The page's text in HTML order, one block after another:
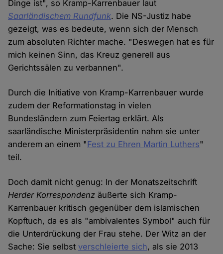
Dinge ist", so Kramp-Karrenbauer laut
Saarländischem Rundfunk. Die NS-Justiz habe
gezeigt, was es bedeute, wenn sich der Mensch
zum absoluten Richter mache. "Deswegen hat es für
mich keinen Sinn, das Kreuz generell aus
Gerichtssälen zu verbannen".
Durch die Initiative von Kramp-Karrenbauer wurde
zudem der Reformationstag in vielen
Bundesländern zum Feiertag erklärt. Als
saarländische Ministerpräsidentin nahm sie unter
anderem an einem "Fest zu Ehren Martin Luthers"
teil.
Doch damit nicht genug: In der Monatszeitschrift
Herder Korrespondenzäußerte sich Kramp-
Karrenbauer kritisch gegenüber dem islamischen
Kopftuch, da es als "ambivalentes Symbol" auch für
die Unterdrückung der Frau stehe. Der Witz an der
Sache: Sie selbstverschleierte sich, als sie 2013